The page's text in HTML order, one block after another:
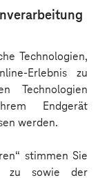
Technologien,
Erlebnis zu
Technologien
Endgerät
werden.
stimmen Sie
zu sowie der